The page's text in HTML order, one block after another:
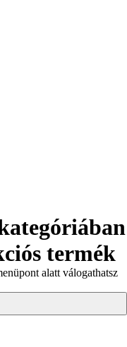
termék
alatt válogathatsz